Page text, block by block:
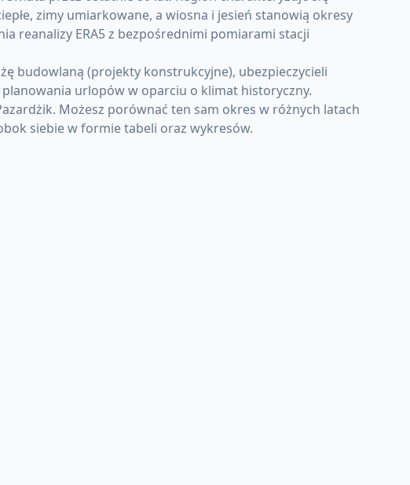
zimy umiarkowane, a wiosna i jesień stanowią okresy
reanalizy ERA5 z bezpośrednimi pomiarami stacji
budowlaną (projekty konstrukcyjne), ubezpieczycieli
urlopów w oparciu o klimat historyczny.
Możesz porównać ten sam okres w różnych latach
siebie w formie tabeli oraz wykresów.